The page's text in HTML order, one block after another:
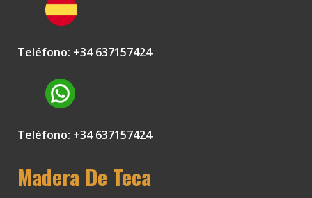
Teléfono: +34 637157424
Teléfono: +34 637157424
Madera De Teca